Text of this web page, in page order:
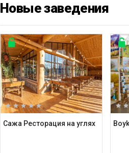
Новые заведения
Сажа Ресторация на углях